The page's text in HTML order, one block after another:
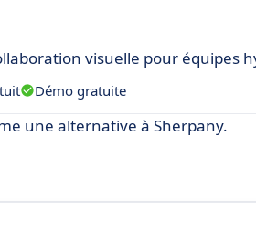
visuelle pour équipes
Démo gratuite
une alternative à Sherpany.